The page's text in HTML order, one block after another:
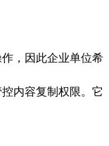
，因此企业单位希
内容复制权限。它